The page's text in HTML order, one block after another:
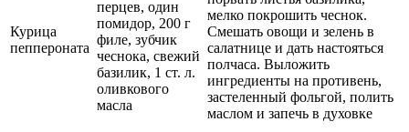
Курица
пеппероната
перцев, один
помидор, 200 г
филе, зубчик
чеснока, свежий
базилик, 1 ст. л.
оливкового
масла
мелко покрошить чеснок.
Смешать овощи и зелень в
салатнице и дать настояться
полчаса. Выложить
ингредиенты на противень,
застеленный фольгой, полить
маслом и запечь в духовке